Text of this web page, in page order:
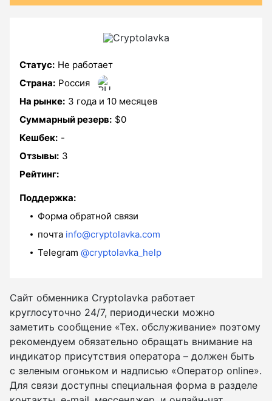
Статус: Не работает
Страна: Россия
На рынке: 3 года и 10 месяцев
Суммарный резерв: $0
Кешбек: -
Отзывы: 3
Рейтинг:
Поддержка:
Форма обратной связи
почта info@cryptolavka.com
Telegram @cryptolavka_help
Сайт обменника Cryptolavka работает
круглосуточно 24/7, периодически можно
заметить сообщение «Тех. обслуживание» поэтому
рекомендуем обязательно обращать внимание на
индикатор присутствия оператора – должен быть
с зеленым огоньком и надписью «Оператор online».
Для связи доступны специальная форма в разделе